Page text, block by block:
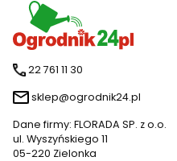
22 761 11 30
sklep@ogrodnik24.pl
Dane firmy: FLORADA SP. z o.o.
ul. Wyszyńskiego 11
05-220 Zielonka